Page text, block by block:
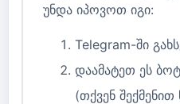
უნდა იპოვოთ იგი:
Telegram-ში
დაამატეთ ეს
(თქვენ შექმენით